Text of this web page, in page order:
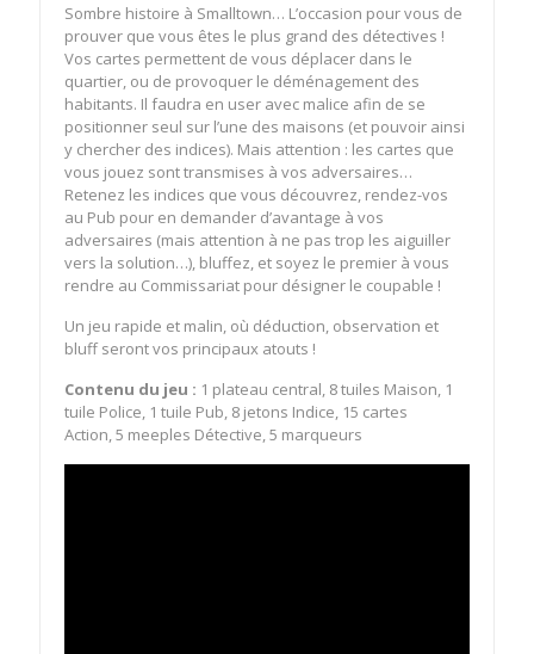
Sombre histoire à Smalltown… L’occasion pour vous de
prouver que vous êtes le plus grand des détectives !
Vos cartes permettent de vous déplacer dans le
quartier, ou de provoquer le déménagement des
habitants. Il faudra en user avec malice afin de se
positionner seul sur l’une des maisons (et pouvoir ainsi
y chercher des indices). Mais attention : les cartes que
vous jouez sont transmises à vos adversaires…
Retenez les indices que vous découvrez, rendez-vos
au Pub pour en demander d’avantage à vos
adversaires (mais attention à ne pas trop les aiguiller
vers la solution…), bluffez, et soyez le premier à vous
rendre au Commissariat pour désigner le coupable !
Un jeu rapide et malin, où déduction, observation et
bluff seront vos principaux atouts !
Contenu du jeu : 1 plateau central, 8 tuiles Maison, 1
tuile Police, 1 tuile Pub, 8 jetons Indice, 15 cartes
Action, 5 meeples Détective, 5 marqueurs